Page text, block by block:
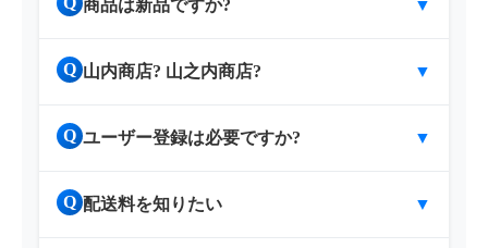
商品は新品ですか? ▼
Q 山内商店? 山之内商店? ▼
Q ユーザー登録は必要ですか? ▼
Q 配送料を知りたい ▼